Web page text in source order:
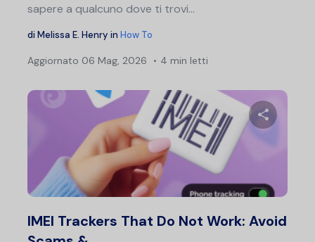
sapere a qualcuno dove ti trovi...
di Melissa E. Henry in How To
Aggiornato 06 Mag, 2026 4 min letti
IMEI Trackers That Do Not Work: Avoid